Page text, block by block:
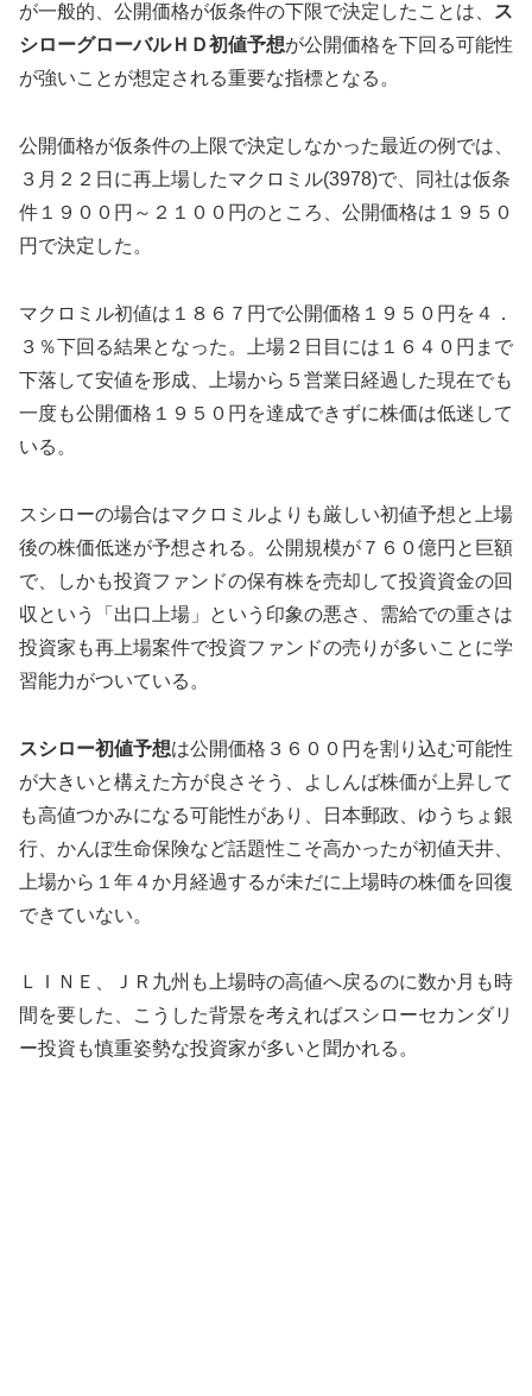
が一般的、公開価格が仮条件の下限で決定したことは、 ス
シローグローバルＨＤ初値予想が公開価格を下回る可能性
が強いことが想定される重要な指標となる。
公開価格が仮条件の上限で決定しなかった最近の例では、
３月２２日に再上場したマクロミル(3978)で、同社は仮条
件１９００円～２１００円のところ、公開価格は１９５０
円で決定した。
マクロミル初値は１８６７円で公開価格１９５０円を４．
３％下回る結果となった。上場２日目には１６４０円まで
下落して安値を形成、上場から５営業日経過した現在でも
一度も公開価格１９５０円を達成できずに株価は低迷して
いる。
スシローの場合はマクロミルよりも厳しい初値予想と上場
後の株価低迷が予想される。公開規模が７６０億円と巨額
で、しかも投資ファンドの保有株を売却して投資資金の回
収という「出口上場」という印象の悪さ、需給での重さは
投資家も再上場案件で投資ファンドの売りが多いことに学
習能力がついている。
スシロー初値予想は公開価格３６００円を割り込む可能性
が大きいと構えた方が良さそう、よしんば株価が上昇して
も高値つかみになる可能性があり、日本郵政、ゆうちょ銀
行、かんぽ生命保険など話題性こそ高かったが初値天井、
上場から１年４か月経過するが未だに上場時の株価を回復
できていない。
ＬＩＮＥ、ＪＲ九州も上場時の高値へ戻るのに数か月も時
間を要した、こうした背景を考えればスシローセカンダリ
ー投資も慎重姿勢な投資家が多いと聞かれる。